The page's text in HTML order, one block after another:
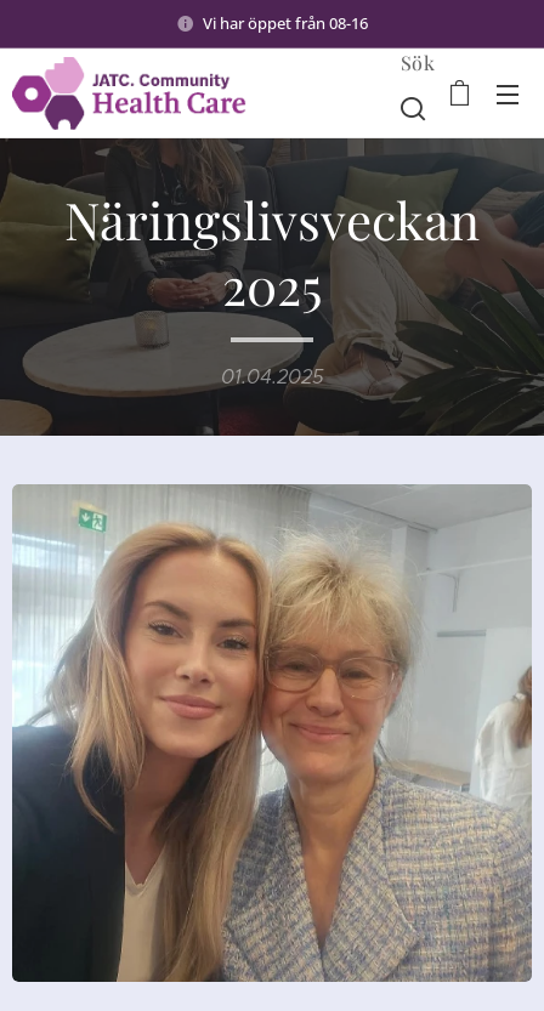
Vi har öppet från 08-16
Sök
Näringslivsveckan
2025
01.04.2025